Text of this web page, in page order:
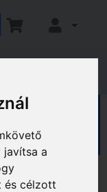
javítsa a
és célzott